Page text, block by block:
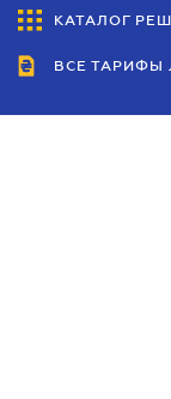
КАТАЛОГ
ВСЕ ТАРИФЫ